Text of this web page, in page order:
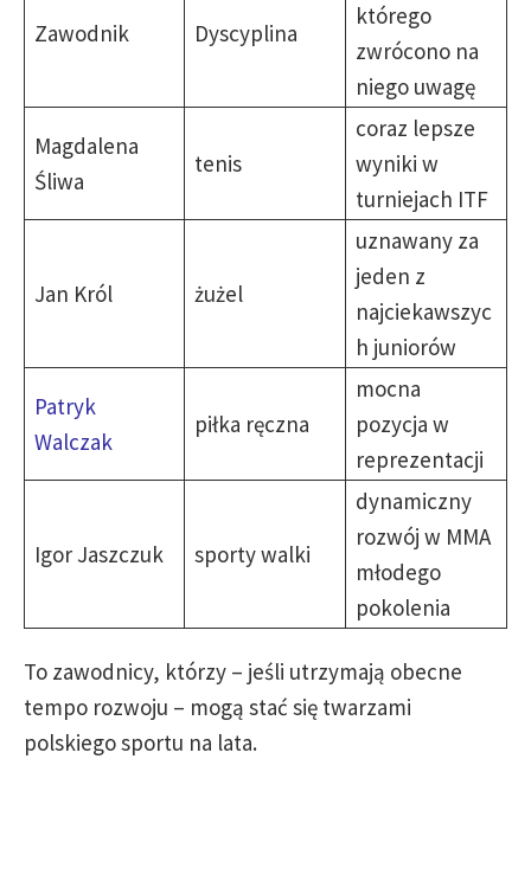
Zawodnik Dyscyplina
którego
zwrócono na
niego uwagę
Magdalena
Śliwa
tenis
coraz lepsze
wyniki w
turniejach ITF
Jan Król żużel
uznawany za
jeden z
najciekawszyc
h juniorów
Patryk
Walczak
piłka ręczna
mocna
pozycja w
reprezentacji
Igor Jaszczuk sporty walki
dynamiczny
rozwój w MMA
młodego
pokolenia
To zawodnicy, którzy – jeśli utrzymają obecne
tempo rozwoju – mogą stać się twarzami
polskiego sportu na lata.